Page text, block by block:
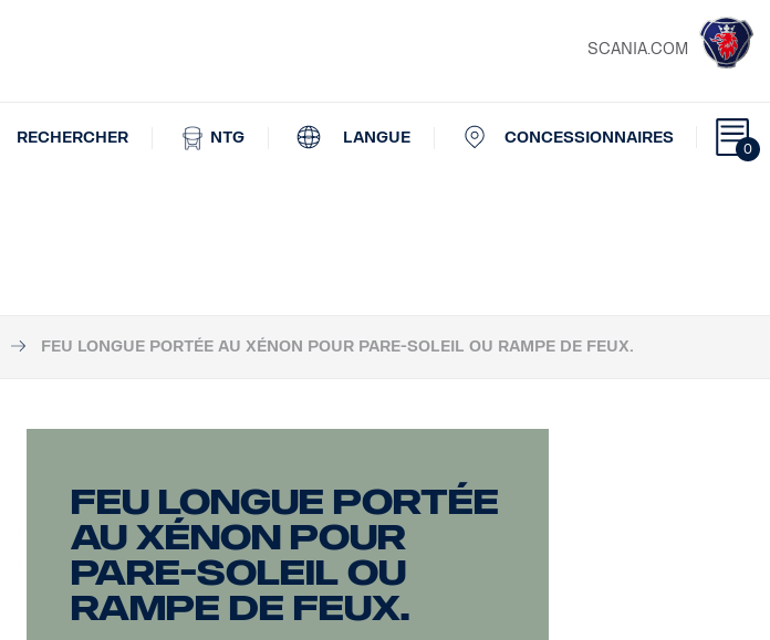
SCANIA.COM
0
RECHERCHER NTG LANGUE CONCESSIONNAIRES
FEU LONGUE PORTÉE AU XÉNON POUR PARE-SOLEIL OU RAMPE DE FEUX.
Feu longue portée
au xénon pour
pare-soleil ou
rampe de feux.